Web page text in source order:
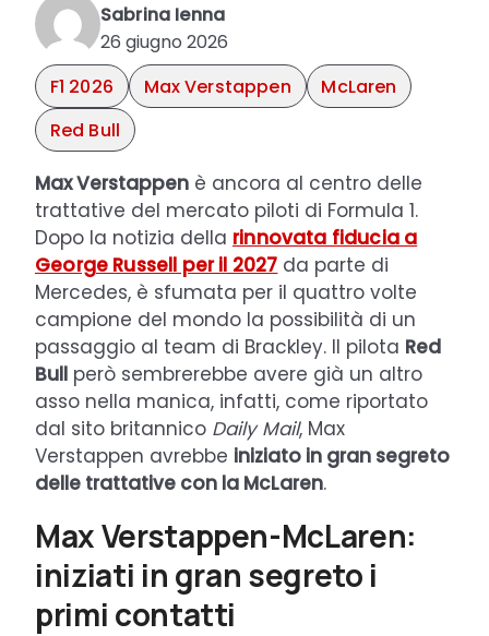
Sabrina Ienna
26 giugno 2026
F1 2026
Max Verstappen
McLaren
Red Bull
Max Verstappen è ancora al centro delle
trattative del mercato piloti di Formula 1.
Dopo la notizia della rinnovata fiducia a
George Russell per il 2027 da parte di
Mercedes, è sfumata per il quattro volte
campione del mondo la possibilità di un
passaggio al team di Brackley. Il pilota Red
Bull però sembrerebbe avere già un altro
asso nella manica, infatti, come riportato
dal sito britannico Daily Mail, Max
Verstappen avrebbe iniziato in gran segreto
delle trattative con la McLaren.
Max Verstappen-McLaren:
iniziati in gran segreto i
primi contatti